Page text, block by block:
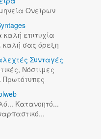
Ονείρων
καλή επιτυχία
καλή σας όρεξη
Συνταγές
Νόστιμες
Πρωτότυπες
Κατανοητό...